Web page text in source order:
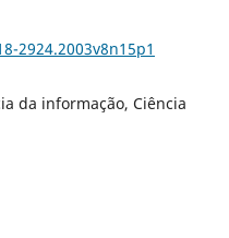
2924.2003v8n15p1
da informação, Ciência